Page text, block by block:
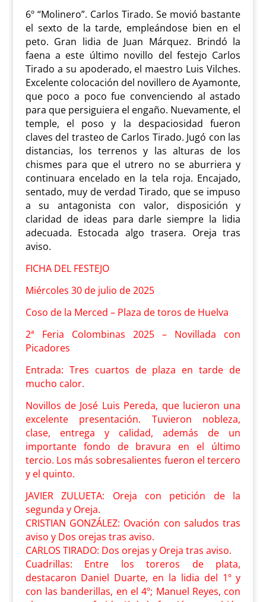
6º “Molinero”. Carlos Tirado. Se movió bastante
el sexto de la tarde, empleándose bien en el
peto. Gran lidia de Juan Márquez. Brindó la
faena a este último novillo del festejo Carlos
Tirado a su apoderado, el maestro Luis Vilches.
Excelente colocación del novillero de Ayamonte,
que poco a poco fue convenciendo al astado
para que persiguiera el engaño. Nuevamente, el
temple, el poso y la despaciosidad fueron
claves del trasteo de Carlos Tirado. Jugó con las
distancias, los terrenos y las alturas de los
chismes para que el utrero no se aburriera y
continuara encelado en la tela roja. Encajado,
sentado, muy de verdad Tirado, que se impuso
a su antagonista con valor, disposición y
claridad de ideas para darle siempre la lidia
adecuada. Estocada algo trasera. Oreja tras
aviso.
FICHA DEL FESTEJO
Miércoles 30 de julio de 2025
Coso de la Merced – Plaza de toros de Huelva
2ª Feria Colombinas 2025 – Novillada con
Picadores
Entrada: Tres cuartos de plaza en tarde de
mucho calor.
Novillos de José Luis Pereda, que lucieron una
excelente presentación. Tuvieron nobleza,
clase, entrega y calidad, además de un
importante fondo de bravura en el último
tercio. Los más sobresalientes fueron el tercero
y el quinto.
JAVIER ZULUETA: Oreja con petición de la
segunda y Oreja.
CRISTIAN GONZÁLEZ: Ovación con saludos tras
aviso y Dos orejas tras aviso.
CARLOS TIRADO: Dos orejas y Oreja tras aviso.
Cuadrillas: Entre los toreros de plata,
destacaron Daniel Duarte, en la lidia del 1º y
con las banderillas, en el 4º; Manuel Reyes, con